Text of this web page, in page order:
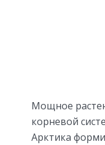
Мощное
корневой
Арктика